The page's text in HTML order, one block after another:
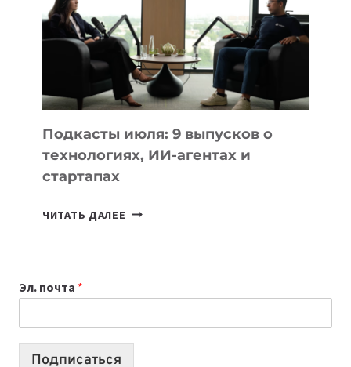
ГОДУ
2026:
10
ЛУЧШИХ
МОДЕЛЕЙ
ДЛЯ
Подкасты июля: 9 выпусков о
технологиях, ИИ-агентах и
стартапах
ЧИТАТЬ ДАЛЕЕ ПОДКАСТЫ
ИИ-
АГЕНТАХ
Эл. почта *
Подписаться